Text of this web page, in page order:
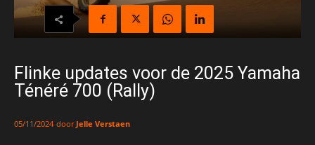
Flinke updates voor de 2025 Yamaha
Ténéré 700 (Rally)
05/11/2024 door Jelle Verstaen